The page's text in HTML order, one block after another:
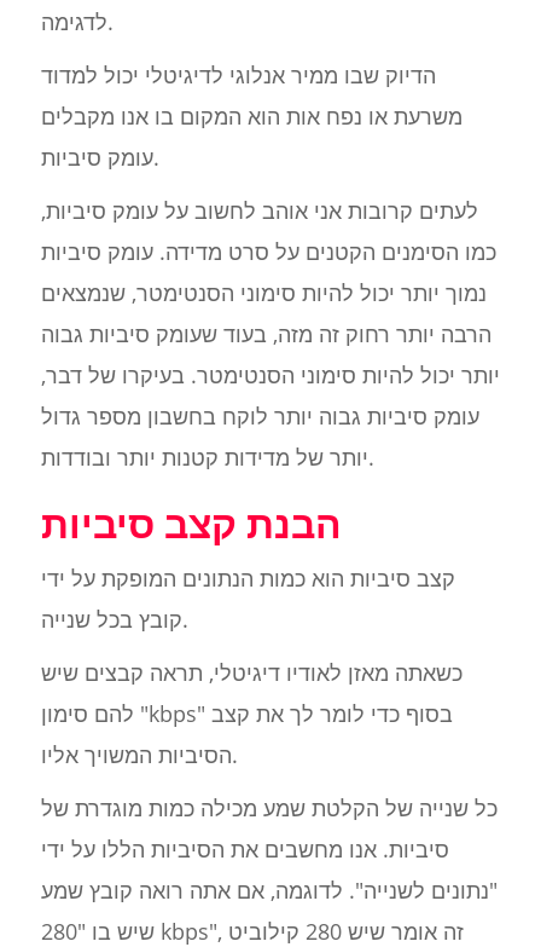
לדגימה.
הדיוק שבו ממיר אנלוגי לדיגיטלי יכול למדוד
משרעת או נפח אות הוא המקום בו אנו מקבלים
עומק סיביות.
לעתים קרובות אני אוהב לחשוב על עומק סיביות,
כמו הסימנים הקטנים על סרט מדידה. עומק סיביות
נמוך יותר יכול להיות סימוני הסנטימטר, שנמצאים
הרבה יותר רחוק זה מזה, בעוד שעומק סיביות גבוה
יותר יכול להיות סימוני הסנטימטר. בעיקרו של דבר,
עומק סיביות גבוה יותר לוקח בחשבון מספר גדול
יותר של מדידות קטנות יותר ובודדות.
הבנת קצב סיביות
קצב סיביות הוא כמות הנתונים המופקת על ידי
קובץ בכל שנייה.
כשאתה מאזן לאודיו דיגיטלי, תראה קבצים שיש
להם סימון "kbps" בסוף כדי לומר לך את קצב
הסיביות המשויך אליו.
כל שנייה של הקלטת שמע מכילה כמות מוגדרת של
סיביות. אנו מחשבים את הסיביות הללו על ידי
"נתונים לשנייה". לדוגמה, אם אתה רואה קובץ שמע
שיש בו "280 kbps", זה אומר שיש 280 קילוביט